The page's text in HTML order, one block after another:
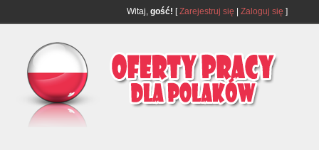
Witaj, gość! [Zarejestruj się Zaloguj się ]